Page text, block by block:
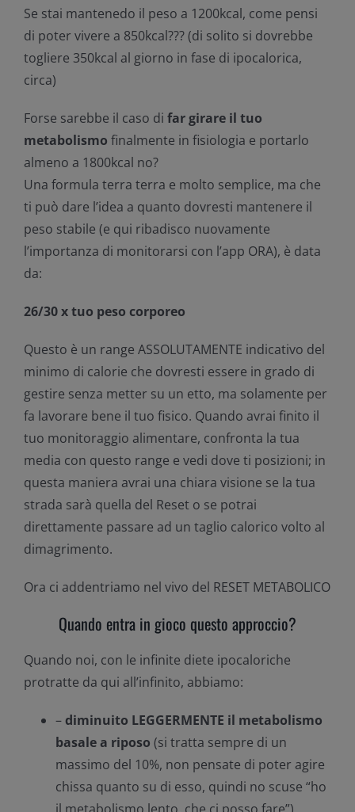
Se stai mantenedo il peso a 1200kcal, come pensi
di poter vivere a 850kcal??? (di solito si dovrebbe
togliere 350kcal al giorno in fase di ipocalorica,
circa)
Forse sarebbe il caso di far girare il tuo
metabolismo finalmente in fisiologia e portarlo
almeno a 1800kcal no?
Una formula terra terra e molto semplice, ma che
ti può dare l’idea a quanto dovresti mantenere il
peso stabile (e qui ribadisco nuovamente
l’importanza di monitorarsi con l’app ORA), è data
da:
26/30 x tuo peso corporeo
Questo è un range ASSOLUTAMENTE indicativo del
minimo di calorie che dovresti essere in grado di
gestire senza metter su un etto, ma solamente per
fa lavorare bene il tuo fisico. Quando avrai finito il
tuo monitoraggio alimentare, confronta la tua
media con questo range e vedi dove ti posizioni; in
questa maniera avrai una chiara visione se la tua
strada sarà quella del Reset o se potrai
direttamente passare ad un taglio calorico volto al
dimagrimento.
Ora ci addentriamo nel vivo del RESET METABOLICO
Quando entra in gioco questo approccio?
Quando noi, con le infinite diete ipocaloriche
protratte da qui all’infinito, abbiamo:
–diminuito LEGGERMENTE il metabolismo
basale a riposo (si tratta sempre di un
massimo del 10%, non pensate di poter agire
chissa quanto su di esso, quindi no scuse “ho